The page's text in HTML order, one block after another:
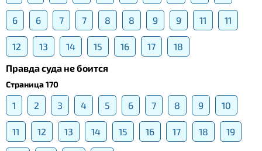
6 6 7 7 8 8 9 9 11 11
12 13 14 15 16 17
18
Правда суда не боится
Страница 170
1 2 3 4 5 6 7 8 9 10
11 12 13 14 15 16 17 18 19